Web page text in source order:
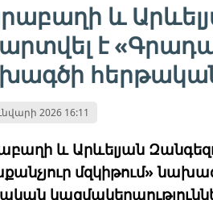
և
է
2026 16:11
և Արևելյան
մզկիթում»